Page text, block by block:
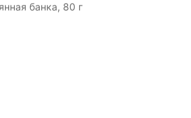
банка, 80 г